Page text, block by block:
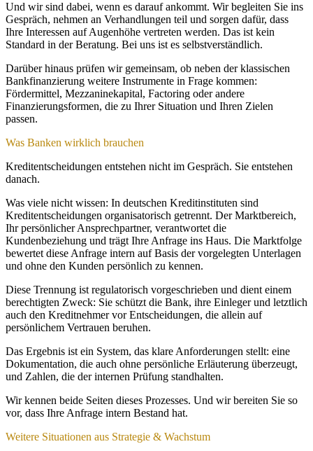
Und wir sind dabei, wenn es darauf ankommt. Wir begleiten Sie ins
Gespräch, nehmen an Verhandlungen teil und sorgen dafür, dass
Ihre Interessen auf Augenhöhe vertreten werden. Das ist kein
Standard in der Beratung. Bei uns ist es selbstverständlich.
Darüber hinaus prüfen wir gemeinsam, ob neben der klassischen
Bankfinanzierung weitere Instrumente in Frage kommen:
Fördermittel, Mezzaninekapital, Factoring oder andere
Finanzierungsformen, die zu Ihrer Situation und Ihren Zielen
passen.
Was Banken wirklich brauchen
Kreditentscheidungen entstehen nicht im Gespräch. Sie entstehen
danach.
Was viele nicht wissen: In deutschen Kreditinstituten sind
Kreditentscheidungen organisatorisch getrennt. Der Marktbereich,
Ihr persönlicher Ansprechpartner, verantwortet die
Kundenbeziehung und trägt Ihre Anfrage ins Haus. Die Marktfolge
bewertet diese Anfrage intern auf Basis der vorgelegten Unterlagen
und ohne den Kunden persönlich zu kennen.
Diese Trennung ist regulatorisch vorgeschrieben und dient einem
berechtigten Zweck: Sie schützt die Bank, ihre Einleger und letztlich
auch den Kreditnehmer vor Entscheidungen, die allein auf
persönlichem Vertrauen beruhen.
Das Ergebnis ist ein System, das klare Anforderungen stellt: eine
Dokumentation, die auch ohne persönliche Erläuterung überzeugt,
und Zahlen, die der internen Prüfung standhalten.
Wir kennen beide Seiten dieses Prozesses. Und wir bereiten Sie so
vor, dass Ihre Anfrage intern Bestand hat.
Weitere Situationen aus Strategie & Wachstum